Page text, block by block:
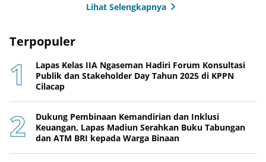
Lihat Selengkapnya
Terpopuler
Lapas Kelas IIA Ngaseman Hadiri Forum Konsultasi
Publik dan Stakeholder Day Tahun 2025 di KPPN
Cilacap
Dukung Pembinaan Kemandirian dan Inklusi
Keuangan, Lapas Madiun Serahkan Buku Tabungan
dan ATM BRI kepada Warga Binaan